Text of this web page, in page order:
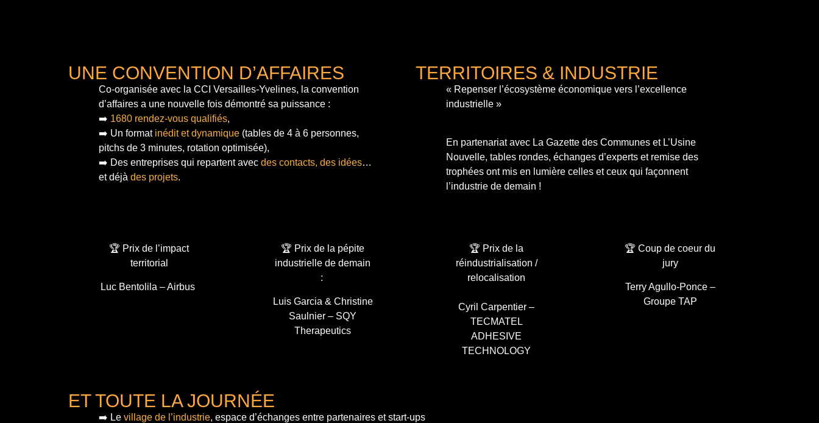
UNE CONVENTION D’AFFAIRES
Co-organisée avec la CCI Versailles-Yvelines, la convention
d’affaires a une nouvelle fois démontré sa puissance :
➡️ 1680 rendez-vous qualifiés,
➡️ Un format inédit et dynamique (tables de 4 à 6 personnes,
pitchs de 3 minutes, rotation optimisée),
➡️ Des entreprises qui repartent avec des contacts, des idées…
et déjà des projets.
TERRITOIRES & INDUSTRIE
« Repenser l’écosystème économique vers l’excellence
industrielle »
En partenariat avec La Gazette des Communes et L’Usine
Nouvelle, tables rondes, échanges d’experts et remise des
trophées ont mis en lumière celles et ceux qui façonnent
l’industrie de demain !
🏆 Prix de l’impact
territorial
Luc Bentolila – Airbus
🏆 Prix de la pépite
industrielle de demain
:
Luis Garcia & Christine
Saulnier – SQY
Therapeutics
🏆 Prix de la
réindustrialisation /
relocalisation
Cyril Carpentier –
TECMATEL
ADHESIVE
TECHNOLOGY
🏆 Coup de coeur du
jury
Terry Agullo-Ponce –
Groupe TAP
ET TOUTE LA JOURNÉE
➡️ Le village de l’industrie, espace d’échanges entre partenaires et start-ups